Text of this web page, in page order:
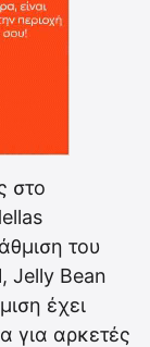
στο
του
Jelly Bean
έχει
για αρκετές